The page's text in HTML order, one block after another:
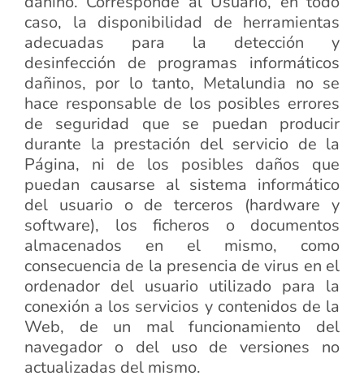
caso, la disponibilidad de herramientas
adecuadas para la detección y
desinfección de programas informáticos
dañinos, por lo tanto, Metalundia no se
hace responsable de los posibles errores
de seguridad que se puedan producir
durante la prestación del servicio de la
Página, ni de los posibles daños que
puedan causarse al sistema informático
del usuario o de terceros (hardware y
software), los ficheros o documentos
almacenados en el mismo, como
consecuencia de la presencia de virus en el
ordenador del usuario utilizado para la
conexión a los servicios y contenidos de la
Web, de un mal funcionamiento del
navegador o del uso de versiones no
actualizadas del mismo.